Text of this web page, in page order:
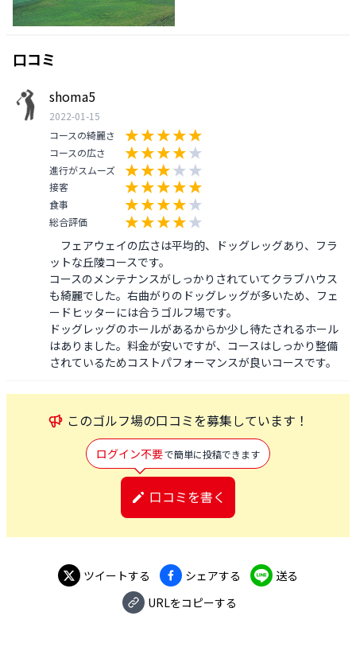
口コミ
shoma5
2022-01-15
コースの綺麗さ
コースの広さ
進行がスムーズ
接客
食事
総合評価
フェアウェイの広さは平均的、ドッグレッグあり、フラ
ットな丘陵コースです。
コースのメンテナンスがしっかりされていてクラブハウス
も綺麗でした。右曲がりのドッグレッグが多いため、フェ
ードヒッターには合うゴルフ場です。
ドッグレッグのホールがあるからか少し待たされるホール
はありました。料金が安いですが、コースはしっかり整備
されているためコストパフォーマンスが良いコースです。
このゴルフ場の口コミを募集しています！
ログイン不要で簡単に投稿できます
口コミを書く
ツイートする シェアする
送る
URLをコピーする